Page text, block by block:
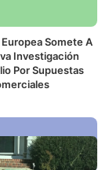
Somete A
Investigación
Por Supuestas